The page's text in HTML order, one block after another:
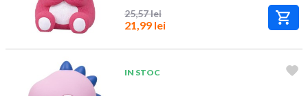
25,57 lei
21,99 lei
IN STOC